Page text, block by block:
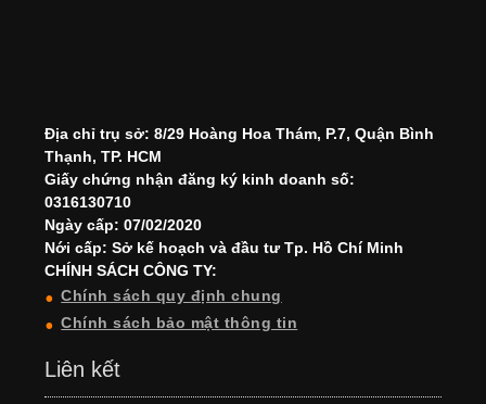
Địa chỉ trụ sở: 8/29 Hoàng Hoa Thám, P.7, Quận Bình
Thạnh, TP. HCM
Giấy chứng nhận đăng ký kinh doanh số:
0316130710
Ngày cấp: 07/02/2020
Nới cấp: Sở kế hoạch và đầu tư Tp. Hồ Chí Minh
CHÍNH SÁCH CÔNG TY:
Chính sách quy định chung
Chính sách bảo mật thông tin
Liên kết